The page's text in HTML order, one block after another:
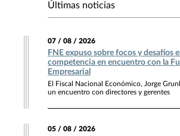
Últimas noticias
07 / 08 / 2026
FNE expuso sobre focos y desafíos
competencia en encuentro con la
Empresarial
El Fiscal Nacional Económico, Jorge
un encuentro con directores y gerentes
05 / 08 / 2026